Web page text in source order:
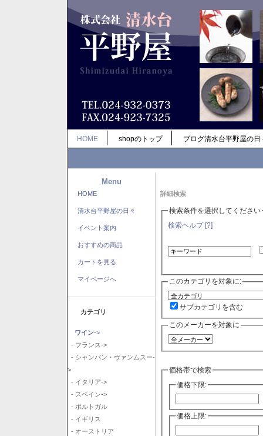
HOME shopのトップ ブログ清水台平野屋の日
Menu
HOME
清水台平野屋の日々
イベント案内
おすすめの商品
カートを見る
マイページへ
カテゴリ
ワイン->
- フランス->
- シャンパン・ヴァンムスー-
>
- イタリア->
- スペイン->
- ポルトガル
- イギリス
- オーストリア
詳細検索
検索条件を選択してください
検索ヘルプ [?]
このカテゴリを対象に:
サブカテゴリを含む
このメーカーを対象に
価格帯で検索
価格下限:
価格上限: